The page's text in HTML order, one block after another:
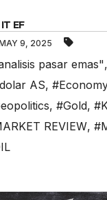
IT EF
9, 2025
pasar emas",
AS,
, #Gold,
REVIEW,